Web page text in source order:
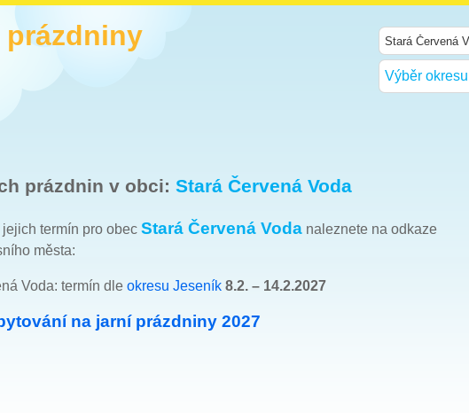
Výběr okresu
prázdnin v obci: Stará Červená Voda
termín pro obec Stará Červená Voda naleznete na odkaze
města:
Voda: termín dle okresu Jeseník 8.2. – 14.2.2027
na jarní prázdniny 2027